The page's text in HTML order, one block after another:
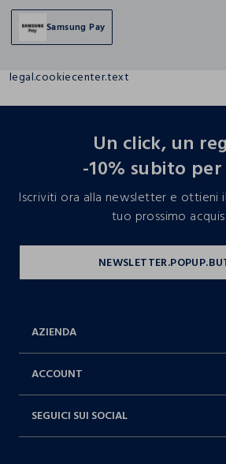
Samsung Pay
legal.cookiecenter.text
Un click, un
-10% subito
Iscriviti ora alla newsletter e ottieni il
tuo prossimo
AZIENDA
Dichiarazione accessibilità
ACCOUNT
SEGUICI SUI SOCIAL